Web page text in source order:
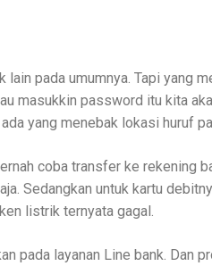
lain pada umumnya. Tapi yang
masukkin password itu kita
yang menebak lokasi huruf
coba transfer ke rekening
Sedangkan untuk kartu
listrik ternyata gagal.
pada layanan Line bank. Dan